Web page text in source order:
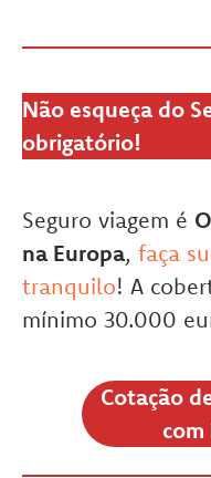
Não esqueça do
obrigatório!
Seguro viagem é
na Europa, faça
tranquilo! A
mínimo 30.000
Cotação
com